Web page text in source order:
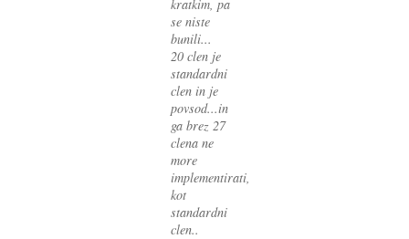
kratkim, pa
se niste
bunili...
20 clen je
standardni
clen in je
povsod...in
ga brez 27
clena ne
more
implementirati,
kot
standardni
clen..